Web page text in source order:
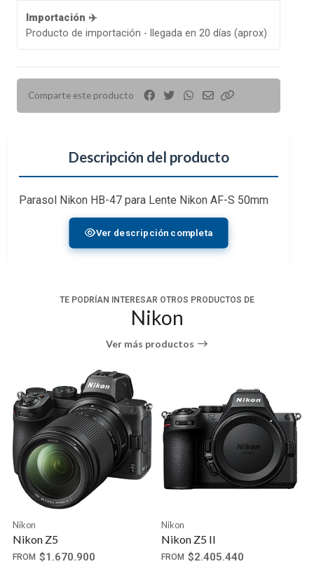
Importación ✈️
Producto de importación - llegada en 20 días (aprox)
Comparte este producto
Descripción del producto
Parasol Nikon HB-47 para Lente Nikon AF-S 50mm
Ver descripción completa
TE PODRÍAN INTERESAR OTROS PRODUCTOS DE
Nikon
Ver más productos
Nikon
Nikon Z5
FROM $1.670.900
Nikon
Nikon Z5 II
FROM $2.405.440